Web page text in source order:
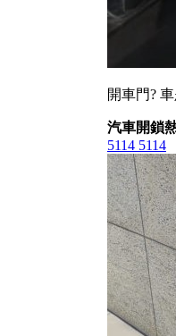
開車門?
汽車開鎖
5114 5114